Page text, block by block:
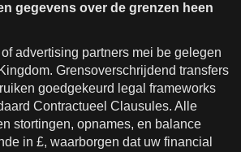
gegevens over de grenzen heen
advertising partners mei be gelegen
Grensoverschrijdend transfers
goedgekeurd legal frameworks
Contractueel Clausules. Alle
stortingen, opnames, en balance
in £, waarborgen dat uw financial